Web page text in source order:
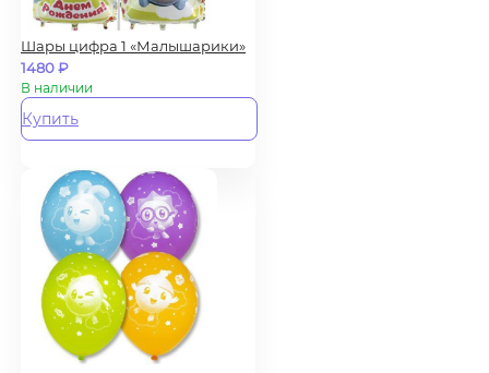
Шары цифра 1 «Малышарики»
1480₽
В наличии
Купить